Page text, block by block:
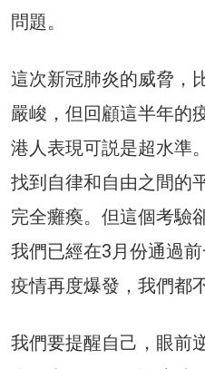
問題。
這次新冠肺炎的威脅，
嚴峻，但回顧這半年的
港人表現可説是超水準
找到自律和自由之間的
完全癱瘓。但這個考驗
我們已經在3月份通過
疫情再度爆發，我們都
我們要提醒自己，眼前